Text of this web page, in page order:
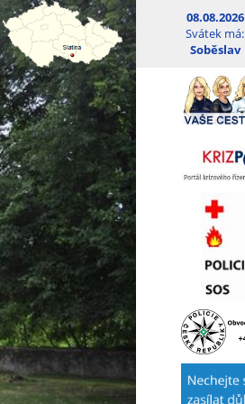
08.08.2026
Svátek má:
Soběslav